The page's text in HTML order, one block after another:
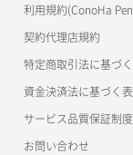
利用規約(ConoHa
契約代理店規約
特定商取引法に基づ
資金決済法に基づく
サービス品質保証制
お問い合わせ